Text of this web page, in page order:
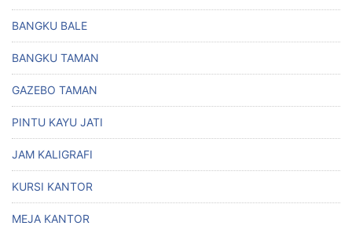
BANGKU BALE
BANGKU TAMAN
GAZEBO TAMAN
PINTU KAYU JATI
JAM KALIGRAFI
KURSI KANTOR
MEJA KANTOR